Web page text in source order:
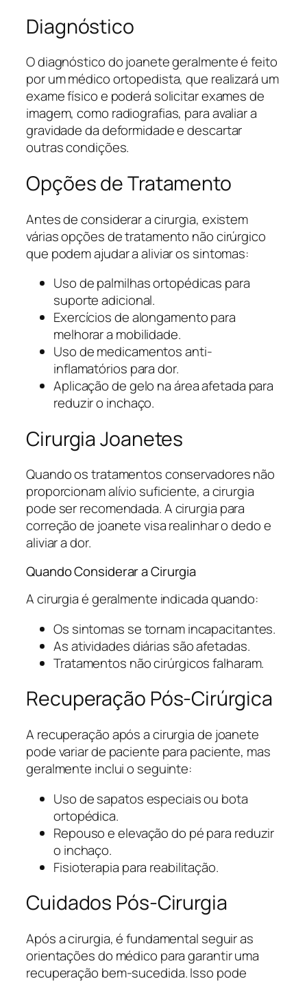
Diagnóstico
O diagnóstico do joanete geralmente é feito
por um médico ortopedista, que realizará um
exame físico e poderá solicitar exames de
imagem, como radiografias, para avaliar a
gravidade da deformidade e descartar
outras condições.
Opções de Tratamento
Antes de considerar a cirurgia, existem
várias opções de tratamento não cirúrgico
que podem ajudar a aliviar os sintomas:
Uso de palmilhas ortopédicas para
suporte adicional.
Exercícios de alongamento para
melhorar a mobilidade.
Uso de medicamentos anti-
inflamatórios para dor.
Aplicação de gelo na área afetada para
reduzir o inchaço.
Cirurgia Joanetes
Quando os tratamentos conservadores não
proporcionam alívio suficiente, a cirurgia
pode ser recomendada. A cirurgia para
correção de joanete visa realinhar o dedo e
aliviar a dor.
Quando Considerar a Cirurgia
A cirurgia é geralmente indicada quando:
Os sintomas se tornam incapacitantes.
As atividades diárias são afetadas.
Tratamentos não cirúrgicos falharam.
Recuperação Pós-Cirúrgica
A recuperação após a cirurgia de joanete
pode variar de paciente para paciente, mas
geralmente inclui o seguinte:
Uso de sapatos especiais ou bota
ortopédica.
Repouso e elevação do pé para reduzir
o inchaço.
Fisioterapia para reabilitação.
Cuidados Pós-Cirurgia
Após a cirurgia, é fundamental seguir as
orientações do médico para garantir uma
recuperação bem-sucedida. Isso pode